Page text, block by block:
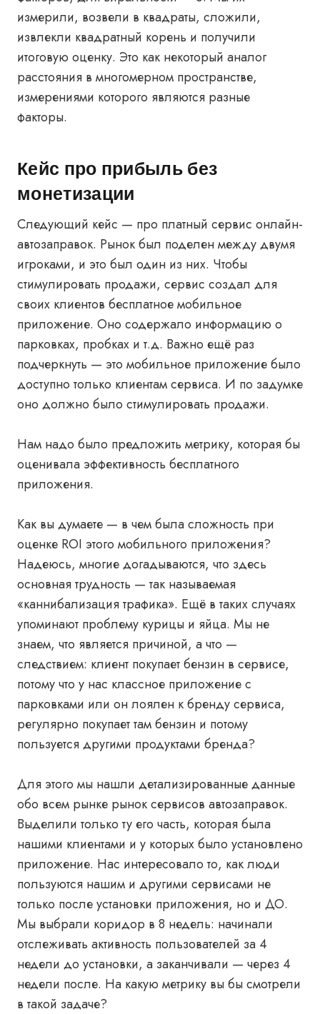
измерили, возвели в квадраты, сложили,
извлекли квадратный корень и получили
итоговую оценку. Это как некоторый аналог
расстояния в многомерном пространстве,
измерениями которого являются разные
факторы.
Кейс про прибыль без
монетизации
Следующий кейс — про платный сервис онлайн-
автозаправок. Рынок был поделен между двумя
игроками, и это был один из них. Чтобы
стимулировать продажи, сервис создал для
своих клиентов бесплатное мобильное
приложение. Оно содержало информацию о
парковках, пробках и т.д. Важно ещё раз
подчеркнуть — это мобильное приложение было
доступно только клиентам сервиса. И по задумке
оно должно было стимулировать продажи.
Нам надо было предложить метрику, которая бы
оценивала эффективность бесплатного
приложения.
Как вы думаете — в чем была сложность при
оценке ROI этого мобильного приложения?
Надеюсь, многие догадываются, что здесь
основная трудность — так называемая
«каннибализация трафика». Ещё в таких случаях
упоминают проблему курицы и яйца. Мы не
знаем, что является причиной, а что —
следствием: клиент покупает бензин в сервисе,
потому что у нас классное приложение с
парковками или он лоялен к бренду сервиса,
регулярно покупает там бензин и потому
пользуется другими продуктами бренда?
Для этого мы нашли детализированные данные
обо всем рынке рынок сервисов автозаправок.
Выделили только ту его часть, которая была
нашими клиентами и у которых было установлено
приложение. Нас интересовало то, как люди
пользуются нашим и другими сервисами не
только после установки приложения, но и ДО.
Мы выбрали коридор в 8 недель: начинали
отслеживать активность пользователей за 4
недели до установки, а заканчивали — через 4
недели после. На какую метрику вы бы смотрели
в такой задаче?